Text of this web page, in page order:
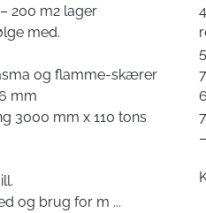
200 m2 lager
med.
og flamme-skærer
mm
3000 mm x 110 tons
og brug for m ...